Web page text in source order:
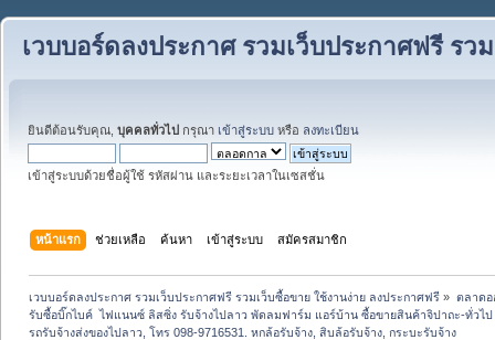
เวบบอร์ดลงประกาศ รวมเว็บประกาศฟรี รว
ยินดีต้อนรับคุณ, บุคคลทั่วไป กรุณา เข้าสู่ระบบ หรือ ลงทะเบียน
เข้าสู่ระบบด้วยชื่อผู้ใช้ รหัสผ่าน และระยะเวลาในเซสชั่น
หน้าแรก ช่วยเหลือ ค้นหา เข้าสู่ระบบ สมัครสมาชิก
เวบบอร์ดลงประกาศ รวมเว็บประกาศฟรี รวมเว็บซื้อขาย ใช้งานง่าย ลงประกาศฟรี » ตลาดอ
รับซื้อบิ๊กไบค์  ไฟแนนซ์ ลิสซิ่ง รับจ้างไปลาว พัดลมฟาร์ม แอร์บ้าน ซื้อขายสินค้าจิปาถะ-ทั่วไ
รถรับจ้างส่งของไปลาว, โทร 098-9716531. หกล้อรับจ้าง, สิบล้อรับจ้าง, กระบะรับจ้าง